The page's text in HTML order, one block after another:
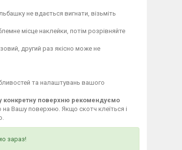
не вдається вигнати, візьміть
місце наклейки, потім розрівняйте
другий раз якісно може не
та налаштувань вашого
конкретну поверхню рекомендуємо
на Вашу поверхню. Якщо скотч клеїться і
зараз!